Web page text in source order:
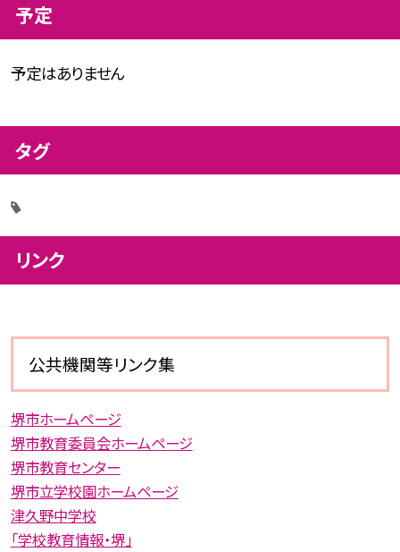
予定
予定はありません
タグ
リンク
公共機関等リンク集
堺市ホームページ
堺市教育委員会ホームページ
堺市教育センター
堺市立学校園ホームページ
津久野中学校
「学校教育情報・堺」